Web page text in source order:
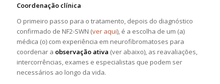
Coordenação clínica
O primeiro passo para o tratamento, depois do diagnóstico
confirmado de NF2-SWN (ver aqui), é a escolha de um (a)
médica (o) com experiência em neurofibromatoses para
coordenar a observação ativa (ver abaixo), as reavaliações,
intercorrências, exames e especialistas que podem ser
necessários ao longo da vida.